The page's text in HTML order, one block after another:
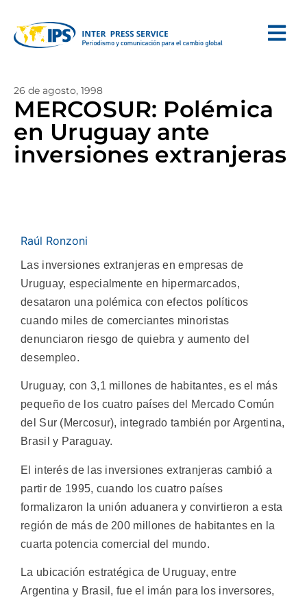
26 de agosto, 1998
MERCOSUR: Polémica
en Uruguay ante
inversiones extranjeras
Raúl Ronzoni
Las inversiones extranjeras en empresas de
Uruguay, especialmente en hipermarcados,
desataron una polémica con efectos políticos
cuando miles de comerciantes minoristas
denunciaron riesgo de quiebra y aumento del
desempleo.
Uruguay, con 3,1 millones de habitantes, es el más
pequeño de los cuatro países del Mercado Común
del Sur (Mercosur), integrado también por Argentina,
Brasil y Paraguay.
El interés de las inversiones extranjeras cambió a
partir de 1995, cuando los cuatro países
formalizaron la unión aduanera y convirtieron a esta
región de más de 200 millones de habitantes en la
cuarta potencia comercial del mundo.
La ubicación estratégica de Uruguay, entre
Argentina y Brasil, fue el imán para los inversores,